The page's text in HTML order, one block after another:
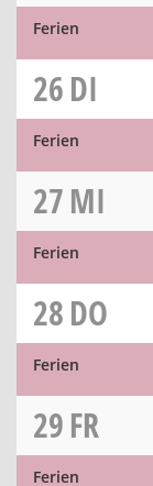
Ferien
26DI
Ferien
27MI
Ferien
28DO
Ferien
29FR
Ferien